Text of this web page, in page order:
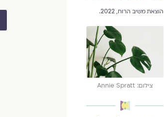
הוצאת משיב הרוח, 2022.
צילום: Annie Spratt